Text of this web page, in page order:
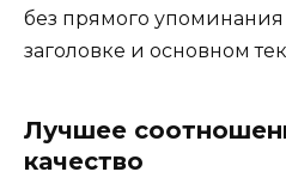
без прямого
заголовке и основном
Лучшее
качество